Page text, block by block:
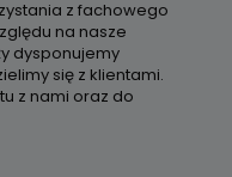
z fachowego
na nasze
dysponujemy
się z klientami.
z nami oraz do